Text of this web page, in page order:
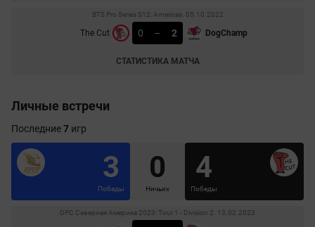
BTS Pro Series S12: Americas. 05.10.2022
The Cut 0 – 2 DogChamp
СТАТИСТИКА МАТЧА
Личные встречи
Последние7 игр
3
Победы
0
Ничьих
4
Победы
DPC Северная Америка 2023: Tour 1 - Division 2. 13.02.2023